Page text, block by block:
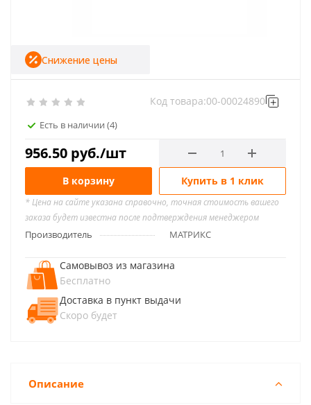
Есть в наличии (4)
Код товара:00-00024890
956.50 руб./шт
Снижение цены
В корзину Купить в 1 клик
* Цена на сайте указана справочно, точная стоимость вашего
заказа будет известна после подтверждения менеджером
Производитель МАТРИКС
Самовывоз из магазина
Бесплатно
Доставка в пункт выдачи
Скоро будет
Описание